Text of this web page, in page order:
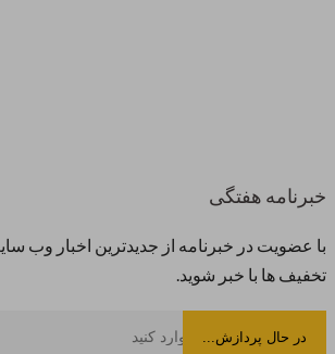
خبرنامه هفتگی
با عضویت در خبرنامه از جدیدترین اخبار وب
تخفیف ها با خبر شوید.